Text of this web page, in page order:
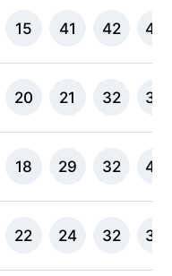
15 41 42 46
20 21 32 34
18 29 32 44
22 24 32 39